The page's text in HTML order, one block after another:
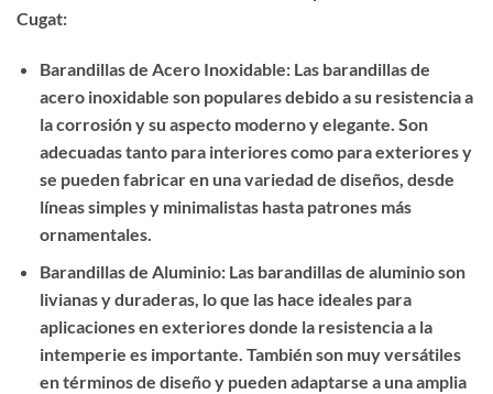
Cugat:
Barandillas de Acero Inoxidable: Las barandillas de
acero inoxidable son populares debido a su resistencia a
la corrosión y su aspecto moderno y elegante. Son
adecuadas tanto para interiores como para exteriores y
se pueden fabricar en una variedad de diseños, desde
líneas simples y minimalistas hasta patrones más
ornamentales.
Barandillas de Aluminio: Las barandillas de aluminio son
livianas y duraderas, lo que las hace ideales para
aplicaciones en exteriores donde la resistencia a la
intemperie es importante. También son muy versátiles
en términos de diseño y pueden adaptarse a una amplia